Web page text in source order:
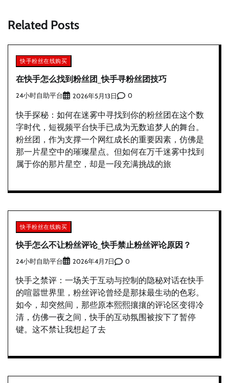
Related Posts
快手粉丝在线购买
在快手怎么找到粉丝团_快手寻粉丝团技巧
24小时自助平台 2026年5月13日 0
快手探秘：如何在迷雾中寻找到你的粉丝团在这个数
字时代，短视频平台快手已成为无数追梦人的舞台。
粉丝团，作为支撑一个网红成长的重要因素，仿佛是
那一片星空中的璀璨星点。但如何在万千迷雾中找到
属于你的那片星空，却是一段充满挑战的旅
快手粉丝在线购买
快手怎么不让粉丝评论_快手禁止粉丝评论原因？
24小时自助平台 2026年4月7日 0
快手之禁评：一场关于互动与控制的隐秘对话在快手
的喧嚣世界里，粉丝评论曾经是那抹最生动的色彩。
如今，却突然间，那些原本熙熙攘攘的评论区变得冷
清，仿佛一夜之间，快手的互动氛围被按下了暂停
键。这不禁让我想起了去